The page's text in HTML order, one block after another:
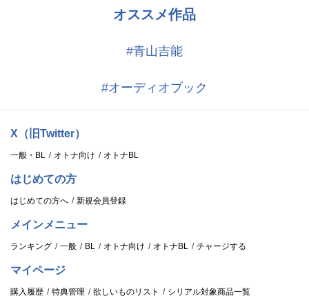
オススメ作品
#青山吉能
#オーディオブック
X（旧Twitter）
一般・BL オトナ向け オトナBL
はじめての方
はじめての方へ 新規会員登録
メインメニュー
ランキング 一般 BL オトナ向け オトナBL チャージする
マイページ
購入履歴 特典管理 欲しいものリスト シリアル対象商品一覧